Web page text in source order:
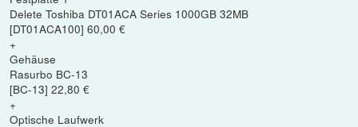
Delete Toshiba DT01ACA Series 1000GB 32MB
[DT01ACA100] 60,00 €
+
Gehäuse
Rasurbo BC-13
[BC-13] 22,80 €
+
Optische Laufwerk